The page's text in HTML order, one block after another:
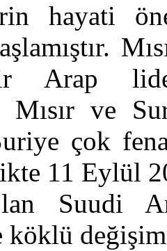
hayati
Arap
Mısır ve
çok fena
11 Eylül
Suudi
köklü